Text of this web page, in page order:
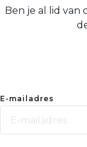
Ben je al lid van
E-mailadres